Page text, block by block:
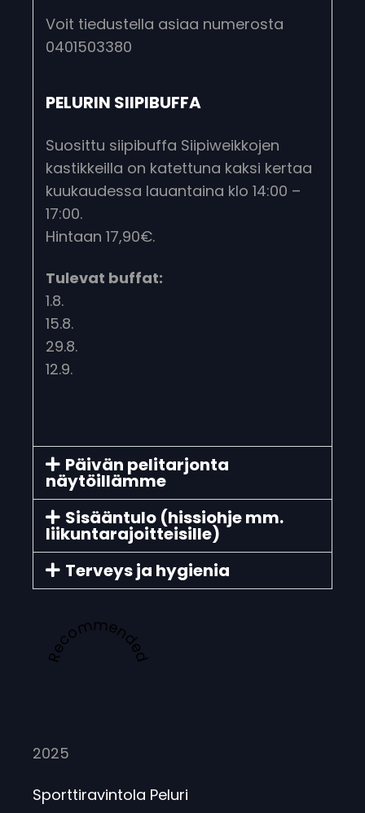
Voit tiedustella asiaa numerosta
0401503380
PELURIN SIIPIBUFFA
Suosittu siipibuffa Siipiweikkojen
kastikkeilla on katettuna kaksi kertaa
kuukaudessa lauantaina klo 14:00 –
17:00.
Hintaan 17,90€.
Tulevat buffat:
1.8.
15.8.
29.8.
12.9.
Päivän pelitarjonta
näytöillämme
Sisääntulo (hissiohje mm.
liikuntarajoitteisille)
Terveys ja hygienia
Recommended
2025
Sporttiravintola Peluri